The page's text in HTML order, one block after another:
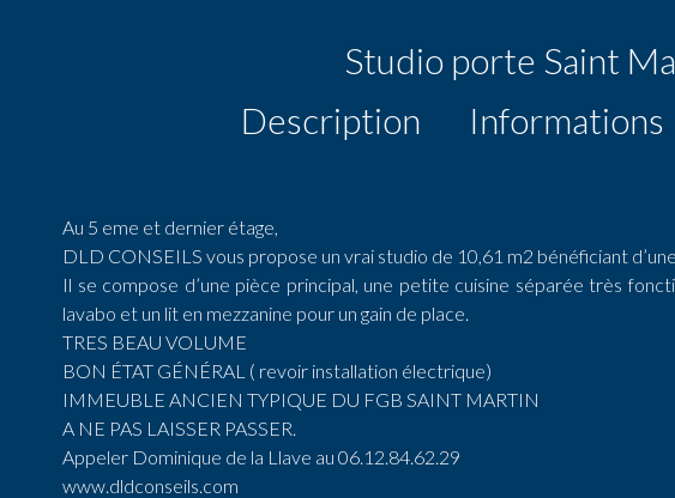
Studio porte Saint
Description
Informations
Au 5 eme et dernier étage,
DLD CONSEILS vous propose un vrai studio de 10,61 m2 bénéficiant
Il se compose d’une pièce principal, une petite cuisine séparée très
lavabo et un lit en mezzanine pour un gain de place.
TRES BEAU VOLUME
BON ÉTAT GÉNÉRAL ( revoir installation électrique)
IMMEUBLE ANCIEN TYPIQUE DU FGB SAINT MARTIN
A NE PAS LAISSER PASSER.
Appeler Dominique de la Llave au 06.12.84.62.29
www.dldconseils.com